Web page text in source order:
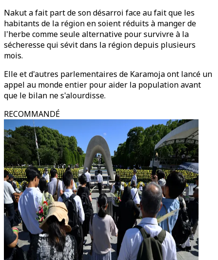
Nakut a fait part de son désarroi face au fait que les
habitants de la région en soient réduits à manger de
l'herbe comme seule alternative pour survivre à la
sécheresse qui sévit dans la région depuis plusieurs
mois.
Elle et d'autres parlementaires de Karamoja ont lancé un
appel au monde entier pour aider la population avant
que le bilan ne s'alourdisse.
RECOMMANDÉ